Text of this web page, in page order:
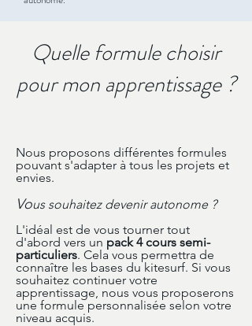
Quelle formule choisir
pour mon apprentissage ?
Nous proposons différentes formules
pouvant s'adapter à tous les projets et
envies.
Vous souhaitez devenir autonome ?
L'idéal est de vous tourner tout
d'abord vers un pack 4 cours semi-
particuliers. Cela vous permettra de
connaître les bases du kitesurf. Si vous
souhaitez continuer votre
apprentissage, nous vous proposerons
une formule personnalisée selon votre
niveau acquis.